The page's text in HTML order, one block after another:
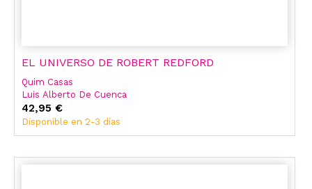
EL UNIVERSO DE ROBERT REDFORD
Quim Casas
Luis Alberto De Cuenca
42,95 €
Disponible en 2-3 días